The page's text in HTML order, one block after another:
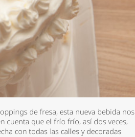
de fresa, esta nueva bebida nos
cuenta que el frío frío, así dos veces,
con todas las calles y decoradas